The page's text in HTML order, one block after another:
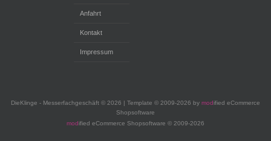
Anfahrt
Kontakt
Impressum
DieKlinge - Messerfachgeschäft © 2026 | Template © 2009-2026 by modified eCommerce
Shopsoftware
modified eCommerce Shopsoftware © 2009-2026